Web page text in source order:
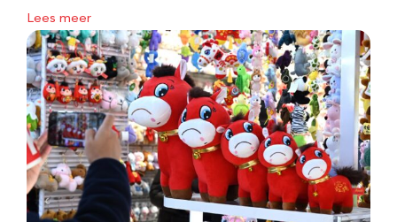
Lees meer